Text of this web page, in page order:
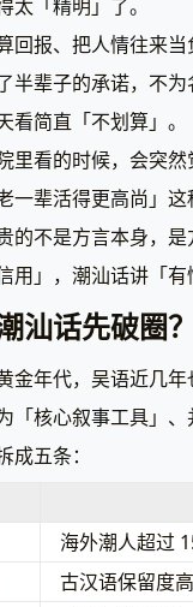
太「精明」了。
回报、把人情往来当
半辈子的承诺，不为
看简直「不划算」。
里看的时候，会突
一辈活得更高尚」这
的不是方言本身，
用」，潮汕话讲「有
汕话先破圈？
金年代，吴语近几年
「核心叙事工具」
成五条：
海外潮人超过
古汉语保留度